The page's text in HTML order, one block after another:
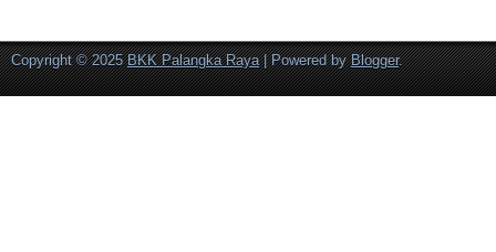
Copyright © 2025BKK Palangka Raya| Powered byBlogger.